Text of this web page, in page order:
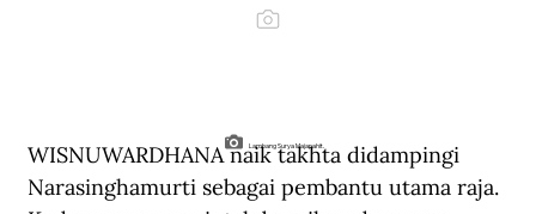
Lambang Surya Majapahit.
WISNUWARDHANA naik takhta didampingi
Narasinghamurti sebagai pembantu utama raja.